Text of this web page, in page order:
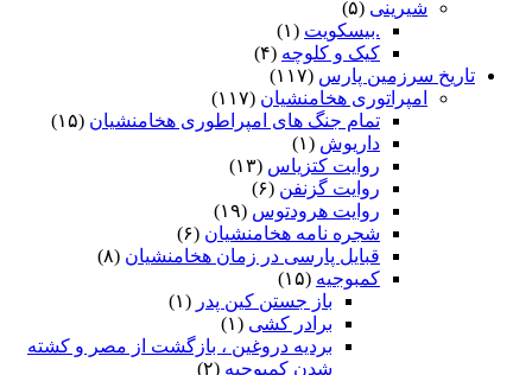
شیرینی (۵)
.بیسکویت (۱)
کیک و کلوچه (۴)
تاریخ سرزمین پارس (۱۱۷)
امپراتوری هخامنشیان (۱۱۷)
تمام جنگ های امپراطوری هخامنشیان (۱۵)
داریوش (۱)
روایت کتزیاس (۱۳)
روایت گزنفن (۶)
روایت هرودتوس (۱۹)
شجره نامه هخامنشیان (۶)
قبایل پارسی در زمان هخامنشیان (۸)
کمبوجیه (۱۵)
باز جستن کین پدر (۱)
برادر کشی (۱)
بردیه دروغین ، بازگشت از مصر و کشته
شدن کمبوجیه (۲)